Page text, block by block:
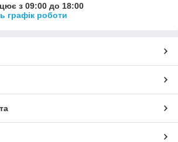
з 09:00 до 18:00
графік роботи